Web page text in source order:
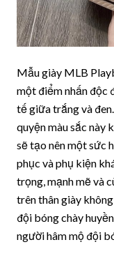
Mẫu giày MLB
một điểm nhấn độc
tế giữa trắng và
quyện màu sắc này
sẽ tạo nên một sức
phục và phụ kiện
trọng, mạnh mẽ và
trên thân giày
đội bóng chày
người hâm mộ đội